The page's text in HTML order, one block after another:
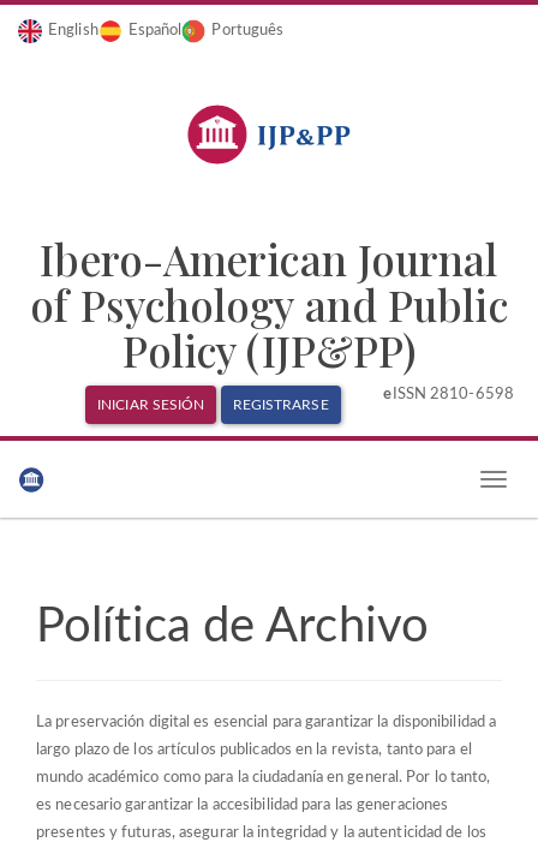
English Español Português
Ibero-American Journal
of Psychology and Public
Policy (IJP&PP)
INICIAR SESIÓN REGISTRARSE
e ISSN 2810-6598
Toggle
Política de Archivo
La preservación digital es esencial para garantizar la disponibilidad a
largo plazo de los artículos publicados en la revista, tanto para el
mundo académico como para la ciudadanía en general. Por lo tanto,
es necesario garantizar la accesibilidad para las generaciones
presentes y futuras, asegurar la integridad y la autenticidad de los